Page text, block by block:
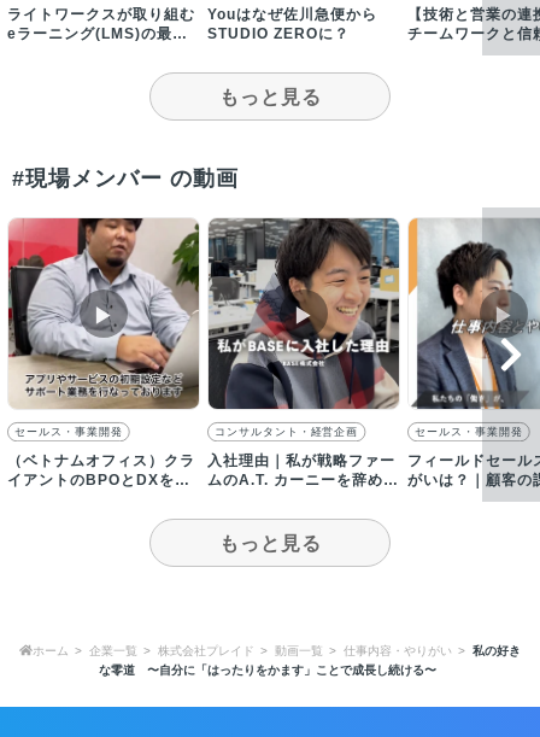
ライトワークスが取り組む
eラーニング(LMS)の最新
Youはなぜ佐川急便から
STUDIO ZEROに？
【技術と営業の連
チームワークと信
するエンタープラ
もっと見る
#現場メンバー の動画
▶︎
セールス・事業開発
（ベトナムオフィス）クラ
イアントのBPOとDXを支
▶︎
コンサルタント・経営企画
入社理由｜私が戦略ファー
ムのA.T. カーニーを辞め
▶︎
セールス・事業開発
フィールドセール
がいは？｜顧客の
に向けて幅広い提
もっと見る
ホーム 企業一覧 株式会社プレイド 動画一覧 仕事内容・やりがい
私の好き
な零道 〜自分に「はったりをかます」ことで成長し続ける〜